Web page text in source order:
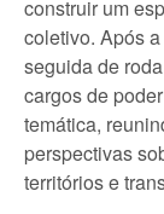
construir um
coletivo. Após
seguida de
cargos de
temática,
perspectivas
territórios e